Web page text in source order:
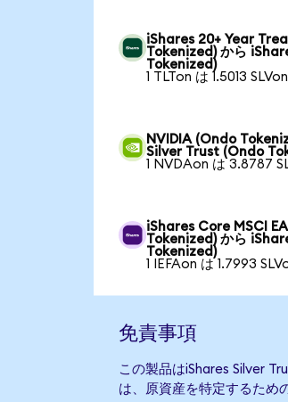
iShares 20+ Year
Tokenized) から
Tokenized)
1 TLTon は 1.5013
NVIDIA (Ondo
Silver Trust (Ondo
1 NVDAon は 3.8787
iShares Core MSCI
Tokenized) から
Tokenized)
1 IEFAon は 1.7993
免責事項
この製品はiShares Silver
は、原資産を特定するため